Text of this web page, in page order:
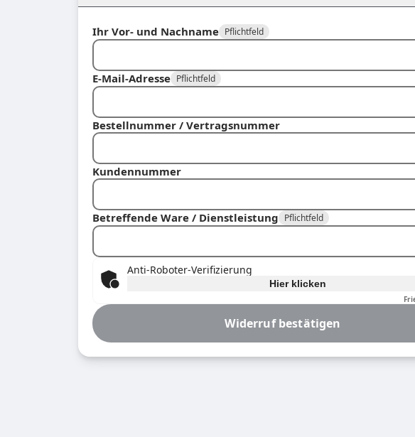
Ihr Vor- und Nachname Pflichtfeld
E-Mail-Adresse Pflichtfeld
Bestellnummer / Vertragsnummer
Kundennummer
Betreffende Ware / Dienstleistung Pflichtfeld
Anti-Roboter-Verifizierung
Hier klicken
Widerruf bestätigen